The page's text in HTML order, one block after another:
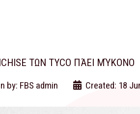
ΤΩΝ TYCO ΠΆΕΙ ΜΎΚΟΝΟ
by: FBS admin Created: 18